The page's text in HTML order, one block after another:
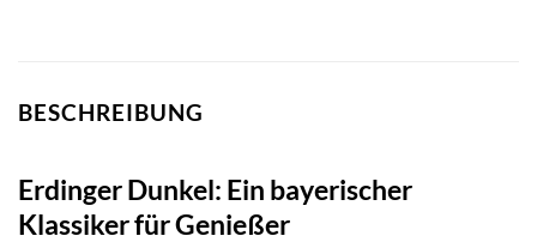
BESCHREIBUNG
Erdinger Dunkel: Ein bayerischer
Klassiker für Genießer